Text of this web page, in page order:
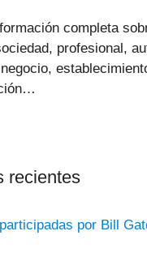
completa
profesional,
recientes
por Bill